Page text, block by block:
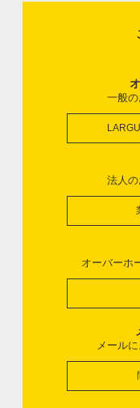
一般
法人
オーバーホ
メール